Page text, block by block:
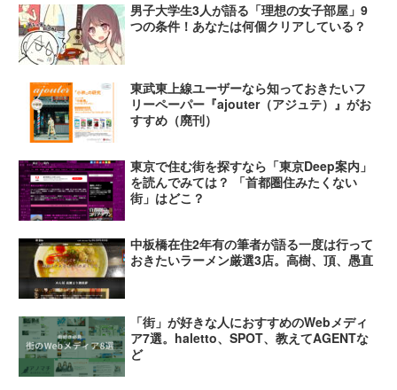
男子大学生3人が語る「理想の女子部屋」9
つの条件！あなたは何個クリアしている？
東武東上線ユーザーなら知っておきたいフ
リーペーパー『ajouter（アジュテ）』がお
すすめ（廃刊）
東京で住む街を探すなら「東京Deep案内」
を読んでみては？ 「首都圏住みたくない
街」はどこ？
中板橋在住2年有の筆者が語る一度は行って
おきたいラーメン厳選3店。高樹、頂、愚直
「街」が好きな人におすすめのWebメディ
ア7選。haletto、SPOT、教えてAGENTな
ど